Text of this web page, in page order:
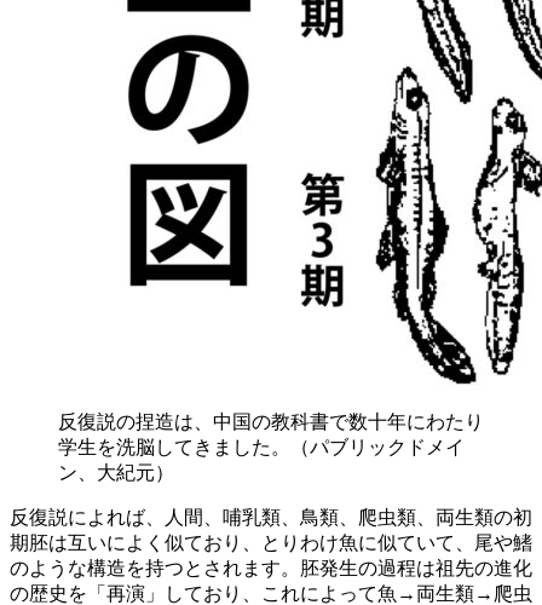
反復説の捏造は、中国の教科書で数十年にわたり
学生を洗脳してきました。（パブリックドメイ
ン、大紀元）
反復説によれば、人間、哺乳類、鳥類、爬虫類、両生類の初
期胚は互いによく似ており、とりわけ魚に似ていて、尾や鰭
のような構造を持つとされます。胚発生の過程は祖先の進化
の歴史を「再演」しており、これによって魚→両生類→爬虫